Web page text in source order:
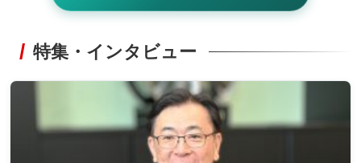
特集・インタビュー